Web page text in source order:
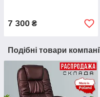
7 300 ₴
Подібні товари